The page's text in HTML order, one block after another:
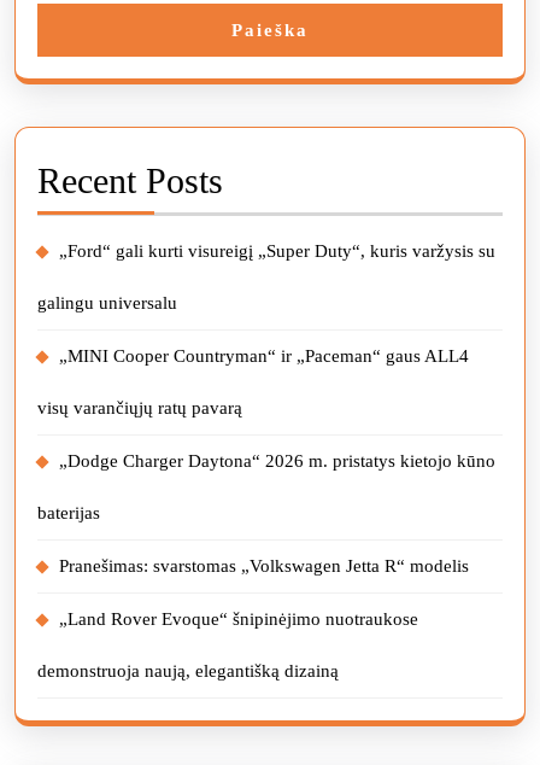
Paieška
Recent Posts
„Ford“ gali kurti visureigį „Super Duty“, kuris varžysis su
galingu universalu
„MINI Cooper Countryman“ ir „Paceman“ gaus ALL4
visų varančiųjų ratų pavarą
„Dodge Charger Daytona“ 2026 m. pristatys kietojo kūno
baterijas
Pranešimas: svarstomas „Volkswagen Jetta R“ modelis
„Land Rover Evoque“ šnipinėjimo nuotraukose
demonstruoja naują, elegantišką dizainą